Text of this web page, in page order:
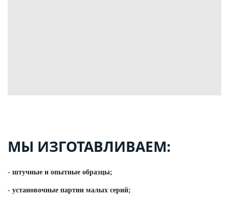
МЫ ИЗГОТАВЛИВАЕМ:
- штучные и опытные образцы;
- установочные партии малых серий;